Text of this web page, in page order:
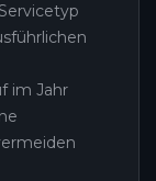
im Jahr